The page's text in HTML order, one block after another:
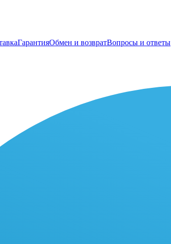
ГарантияОбмен и возвратВопросы и ответы